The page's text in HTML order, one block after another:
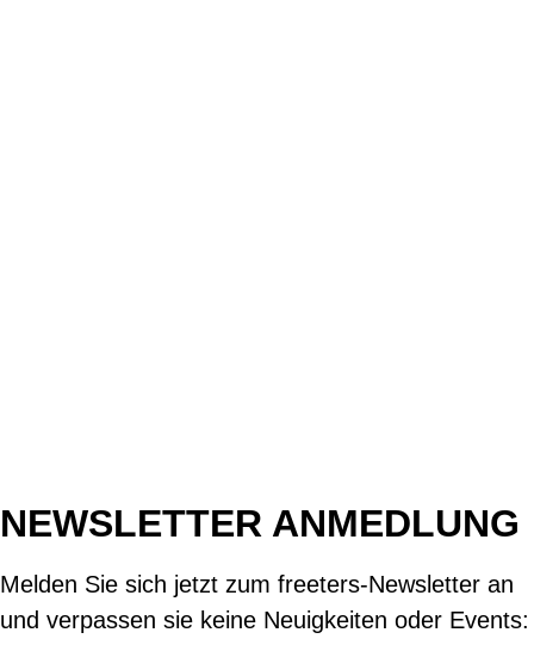
NEWSLETTER ANMEDLUNG
Melden Sie sich jetzt zum freeters-Newsletter an
und verpassen sie keine Neuigkeiten oder Events: